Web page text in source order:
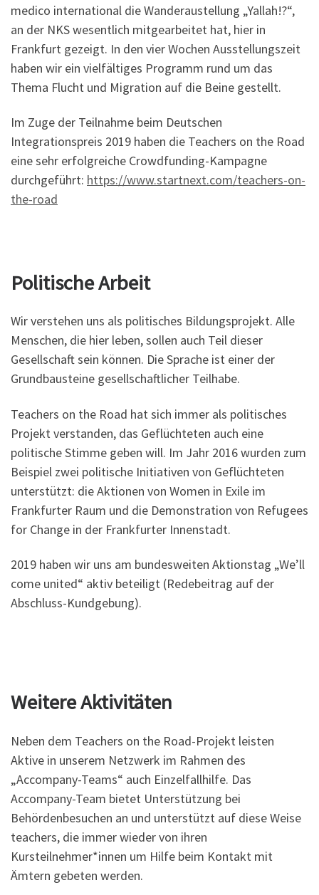
medico international die Wanderaustellung „Yallah!?“,
an der NKS wesentlich mitgearbeitet hat, hier in
Frankfurt gezeigt. In den vier Wochen Ausstellungszeit
haben wir ein vielfältiges Programm rund um das
Thema Flucht und Migration auf die Beine gestellt.
Im Zuge der Teilnahme beim Deutschen
Integrationspreis 2019 haben die Teachers on the Road
eine sehr erfolgreiche Crowdfunding-Kampagne
durchgeführt: https://www.startnext.com/teachers-on-
the-road
Politische Arbeit
Wir verstehen uns als politisches Bildungsprojekt. Alle
Menschen, die hier leben, sollen auch Teil dieser
Gesellschaft sein können. Die Sprache ist einer der
Grundbausteine gesellschaftlicher Teilhabe.
Teachers on the Road hat sich immer als politisches
Projekt verstanden, das Geflüchteten auch eine
politische Stimme geben will. Im Jahr 2016 wurden zum
Beispiel zwei politische Initiativen von Geflüchteten
unterstützt: die Aktionen von Women in Exile im
Frankfurter Raum und die Demonstration von Refugees
for Change in der Frankfurter Innenstadt.
2019 haben wir uns am bundesweiten Aktionstag „We’ll
come united“ aktiv beteiligt (Redebeitrag auf der
Abschluss-Kundgebung).
Weitere Aktivitäten
Neben dem Teachers on the Road-Projekt leisten
Aktive in unserem Netzwerk im Rahmen des
„Accompany-Teams“ auch Einzelfallhilfe. Das
Accompany-Team bietet Unterstützung bei
Behördenbesuchen an und unterstützt auf diese Weise
teachers, die immer wieder von ihren
Kursteilnehmer*innen um Hilfe beim Kontakt mit
Ämtern gebeten werden.